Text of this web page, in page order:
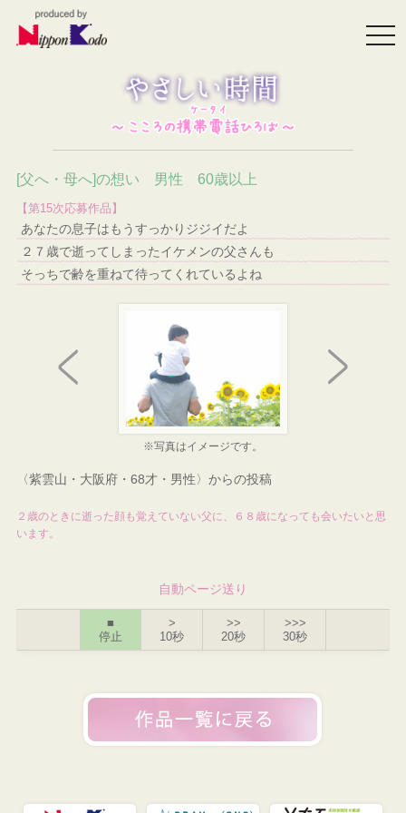
[父へ・母へ]の想い 男性 60歳以上
【第15次応募作品】
あなたの息子はもうすっかりジジイだよ
２７歳で逝ってしまったイケメンの父さんも
そっちで齢を重ねて待ってくれているよね
※写真はイメージです。
〈紫雲山・大阪府・68才・男性〉からの投稿
２歳のときに逝った顔も覚えていない父に、６８歳になっても会いたいと思
います。
自動ページ送り
■
停止
>
10秒
>>
20秒
>>>
30秒